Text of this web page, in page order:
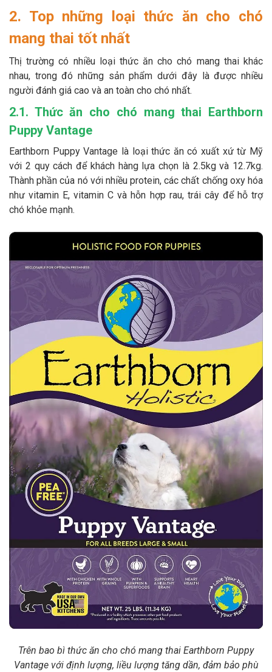
2. Top những loại thức ăn cho chó
mang thai tốt nhất
Thị trường có nhiều loại thức ăn cho chó mang thai khác
nhau, trong đó những sản phẩm dưới đây là được nhiều
người đánh giá cao và an toàn cho chó nhất.
2.1. Thức ăn cho chó mang thai Earthborn
Puppy Vantage
Earthborn Puppy Vantage là loại thức ăn có xuất xứ từ Mỹ
với 2 quy cách để khách hàng lựa chọn là 2.5kg và 12.7kg.
Thành phần của nó với nhiều protein, các chất chống oxy hóa
như vitamin E, vitamin C và hỗn hợp rau, trái cây để hỗ trợ
chó khỏe mạnh.
Trên bao bì thức ăn cho chó mang thai Earthborn Puppy
Vantage với định lượng, liều lượng tăng dần, đảm bảo phù